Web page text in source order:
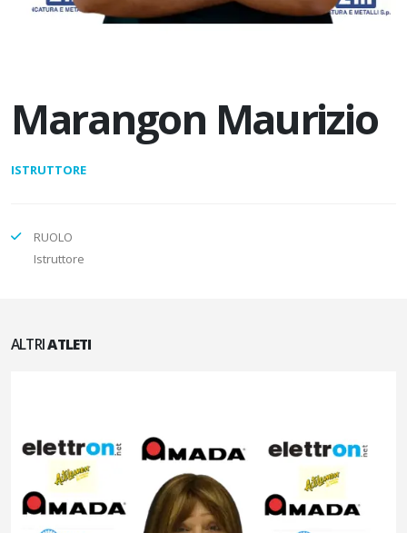
Marangon Maurizio
ISTRUTTORE
RUOLO
Istruttore
ALTRIATLETI